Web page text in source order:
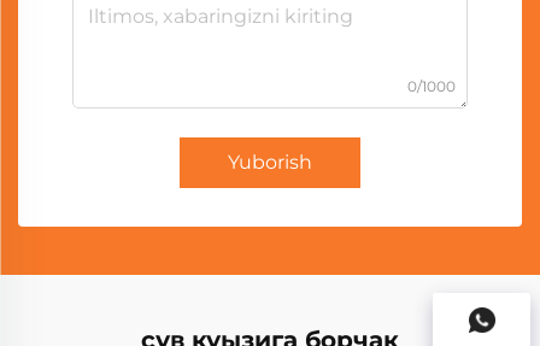
0/1000
Yuborish
сув куызига борчак